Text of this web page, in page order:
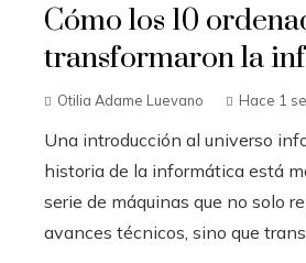
Cómo los 10
transformaron la
Otilia Adame Luevano Hace 1
Una introducción al universo
historia de la informática está
serie de máquinas que no solo
avances técnicos, sino que